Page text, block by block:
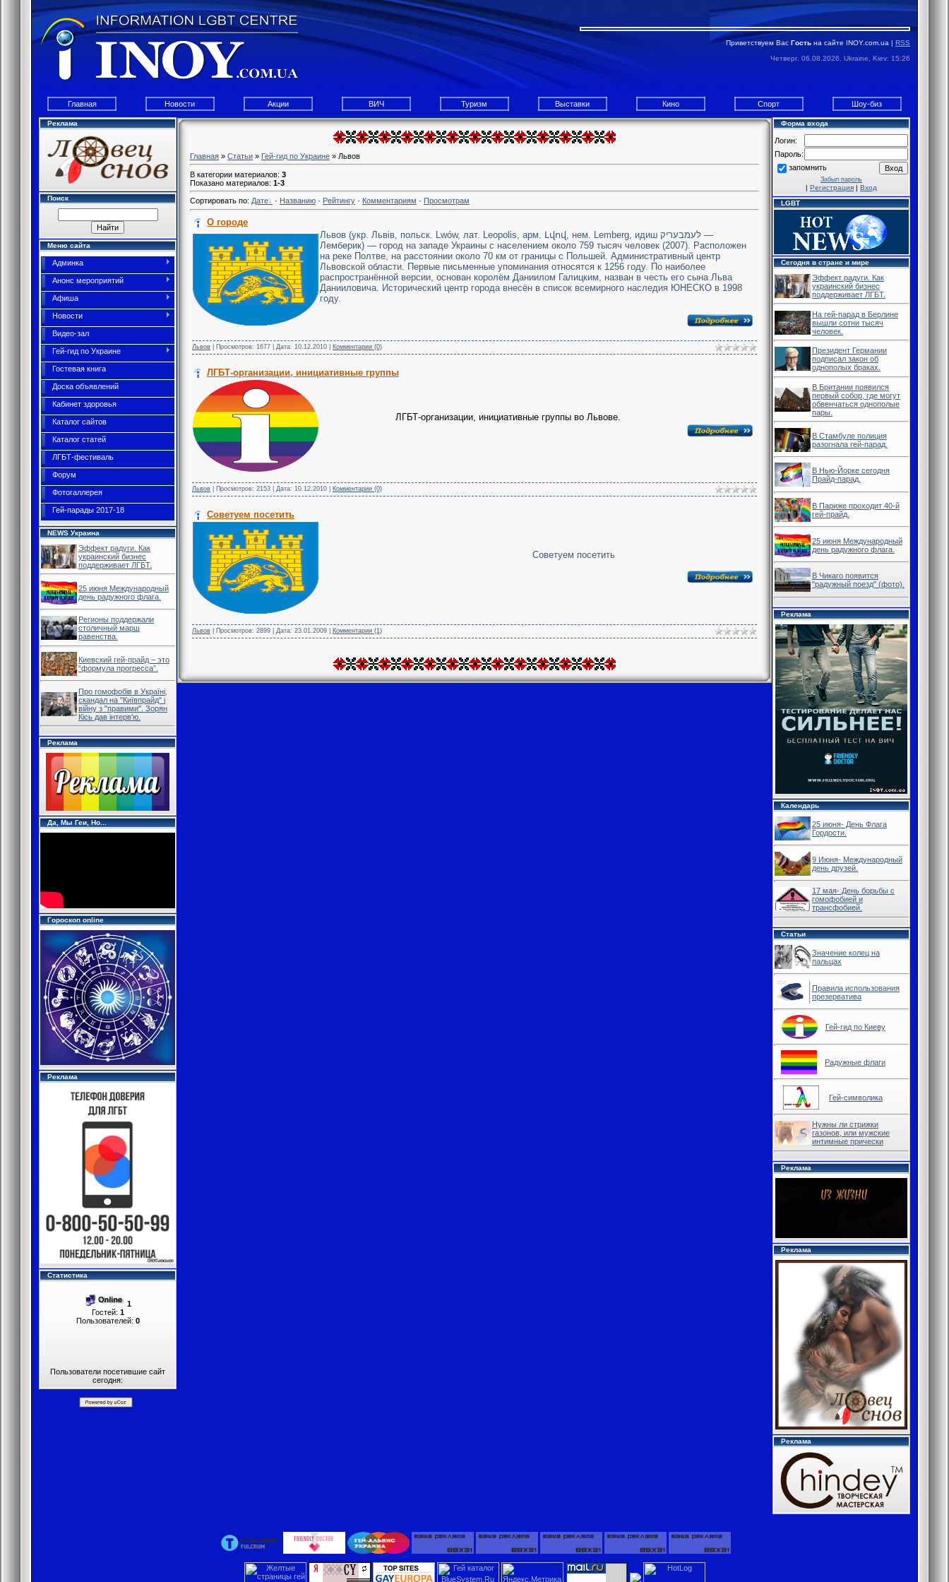
Приветствуем Вас Гость на сайте INOY.com.ua | RSS
Четверг. 06.08.2026. Ukraine, Kiev: 15:26
Главная Новости Акции ВИЧ Туризм Выставки Кино Спорт Шоу-биз
Реклама
Поиск
Меню сайта
Админка
Анонс мероприятий
Афиша
Новости
Видео-зал
Гей-гид по Украине
Гостевая книга
Доска объявлений
Кабинет здоровья
Каталог сайтов
Каталог статей
ЛГБТ-фестиваль
Форум
Фотогаллерея
Гей-парады 2017-18
NEWS Украина
Эффект радуги. Как
украинский бизнес
поддерживает ЛГБТ.
25 июня Международный
день радужного флага.
Регионы поддержали
столичный марш
равенства.
Киевский гей-прайд – это
“формула прогресса”.
Про гомофобів в Україні,
скандал на "Київпрайд" і
війну з "правими". Зорян
Кісь дав інтерв'ю.
Реклама
Да, Мы Геи, Но...
Гороскоп online
Реклама
Статистика
1
Гостей: 1
Пользователей: 0
Пользователи посетившие сайт
сегодня:
Главная » Статьи » Гей-гид по Украине » Львов
В категории материалов: 3
Показано материалов: 1-3
Сортировать по: Дате · Названию · Рейтингу · Комментариям · Просмотрам
О городе
Львов (укр. Львів, польск. Lwów, лат. Leopolis, арм. Լվով, нем. Lemberg, идиш לעמבעריק —
Лемберик) — город на западе Украины с населением около 759 тысяч человек (2007). Расположен
на реке Полтве, на расстоянии около 70 км от границы с Польшей. Административный центр
Львовской области. Первые письменные упоминания относятся к 1256 году. По наиболее
распространённой версии, основан королём Даниилом Галицким, назван в честь его сына Льва
Данииловича. Исторический центр города внесён в список всемирного наследия ЮНЕСКО в 1998
году.
Львов | Просмотров: 1677 | Дата: 10.12.2010 Комментарии (0)
ЛГБТ-организации, инициативные группы
ЛГБТ-организации, инициативные группы во Львове.
Львов | Просмотров: 2153 | Дата: 10.12.2010 Комментарии (0)
Советуем посетить
Советуем посетить
Львов | Просмотров: 2899 | Дата: 23.01.2009 Комментарии (1)
Форма входа
Логин:
Пароль:
запомнить
Забыл пароль
| Регистрация | Вход
LGBT
Сегодня в стране и мире
Эффект радуги. Как
украинский бизнес
поддерживает ЛГБТ.
На гей-парад в Берлине
вышли сотни тысяч
человек.
Президент Германии
подписал закон об
однополых браках.
В Британии появился
первый собор, где могут
обвенчаться однополые
пары.
В Стамбуле полиция
разогнала гей-парад.
В Нью-Йорке сегодня
Прайд-парад.
В Париже проходит 40-й
гей-прайд.
25 июня Международный
день радужного флага.
В Чикаго появится
"радужный поезд" (фото).
Реклама
Календарь
25 июня- День Флага
Гордости.
9 Июня- Международный
день друзей.
17 мая- День борьбы с
гомофобией и
трансфобией.
Статьи
Значение колец на
пальцах
Правила использования
презерватива
Гей-гид по Киеву
Радужные флаги
Гей-символика
Нужны ли стрижки
газонов, или мужские
интимные прически
Реклама
Реклама
Реклама